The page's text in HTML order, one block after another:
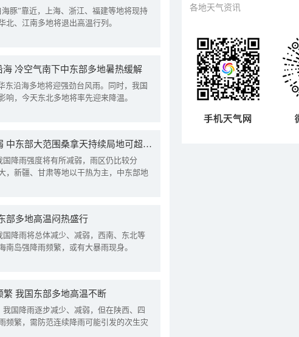
豚”靠近，上海、浙江、福建等地将现持
北、江南多地将退出高温行列。
海 冷空气南下中东部多地暑热缓解
东沿海多地将迎强劲台风雨。同时，我国
响，今天东北多地将率先迎来降温。
我国降雨强度进一步减弱 中东部大范围桑拿天持续局地可超38℃
降雨强度将有所减弱，雨区仍比较分
，新疆、甘肃等地以干热为主，中东部地
部多地高温闷热盛行
降雨将总体减少、减弱，西南、东北等
南岛强降雨频繁，或有大暴雨现身。
我国东部多地高温不断
国降雨逐步减少、减弱，但在陕西、四
频繁，需防范连续降雨可能引发的次生灾
各地天气资讯